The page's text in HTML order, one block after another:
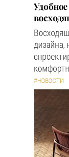
дизайна,
#НОВОСТИ